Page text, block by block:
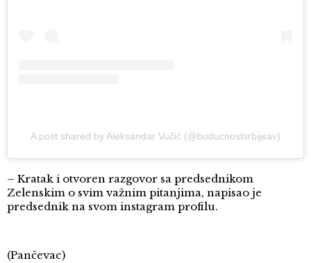
A post shared by Aleksandar Vučić (@buducnostsrbijeav)
– Kratak i otvoren razgovor sa predsednikom
Zelenskim o svim važnim pitanjima, napisao je
predsednik na svom instagram profilu.
(Pančevac)